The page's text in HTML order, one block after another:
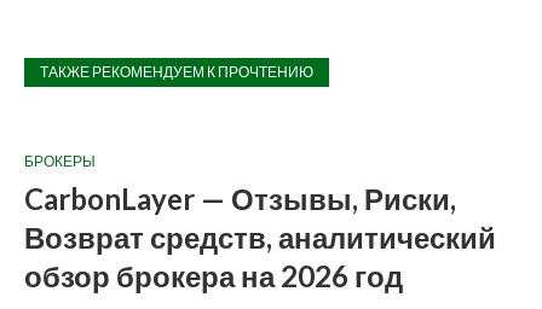
ТАКЖЕ РЕКОМЕНДУЕМ К ПРОЧТЕНИЮ
БРОКЕРЫ
CarbonLayer — Отзывы, Риски,
Возврат средств, аналитический
обзор брокера на 2026 год